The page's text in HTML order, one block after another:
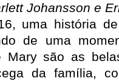
Johansson e
uma história
de uma
Mary são as
da família,